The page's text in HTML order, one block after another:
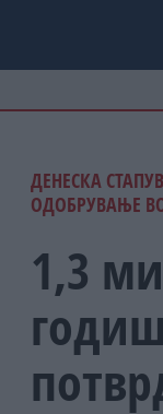
ДЕНЕСКА
ОДОБРУВАЊЕ
1,3